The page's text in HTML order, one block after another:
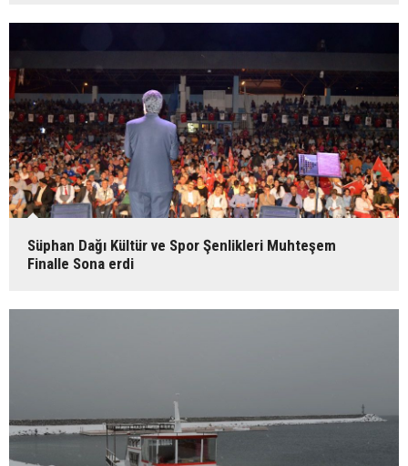
Süphan Dağı Kültür ve Spor Şenlikleri Muhteşem
Finalle Sona erdi